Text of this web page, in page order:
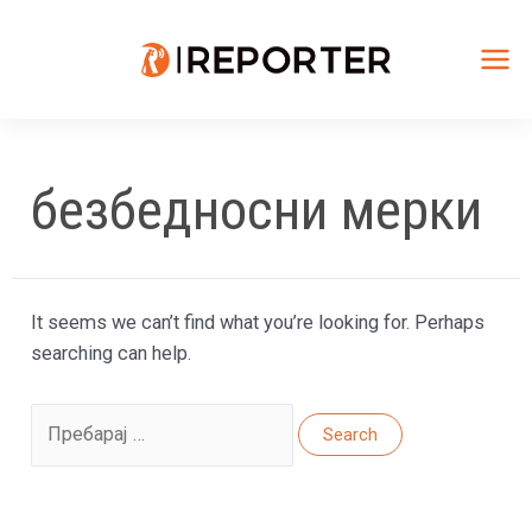
безбедносни мерки
It seems we can’t find what you’re looking for. Perhaps
searching can help.